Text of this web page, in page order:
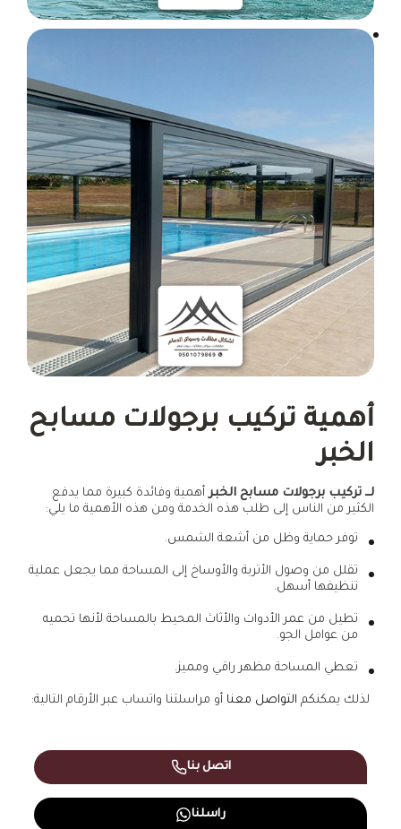
أهمية تركيب برجولات مسابح
الخبر
لــ تركيب برجولات مسابح الخبرأهمية وفائدة كبيرة مما يدفع
الكثير من الناس إلى طلب هذه الخدمة ومن هذه الأهمية ما يلي:
توفر حماية وظل من أشعة الشمس.
تقلل من وصول الأتربة والأوساخ إلى المساحة مما يجعل عملية
تنظيفها أسهل.
تطيل من عمر الأدوات والأثاث المحيط بالمساحة لأنها تحميه
من عوامل الجو.
تعطي المساحة مظهر راقي ومميز.
لذلك يمكنكم التواصل معنا أو مراسلتنا واتساب عبر الأرقام التالية:
اتصل بنا
راسلنا